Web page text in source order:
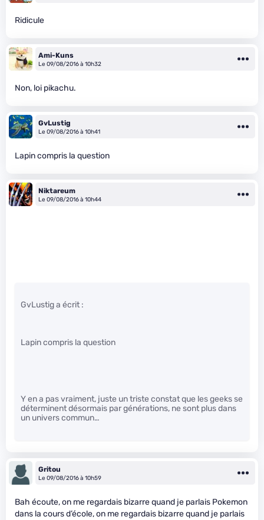
Ridicule
Ami-Kuns
Le 09/08/2016 à 10h32
Non, loi pikachu.
GvLustig
Le 09/08/2016 à 10h41
Lapin compris la question
Niktareum
Le 09/08/2016 à 10h44
GvLustig a écrit :
Lapin compris la question
Y en a pas vraiment, juste un triste constat que les geeks se
déterminent désormais par générations, ne sont plus dans
un univers commun…
Gritou
Le 09/08/2016 à 10h59
Bah écoute, on me regardais bizarre quand je parlais Pokemon
dans la cours d’école, on me regardais bizarre quand je parlais